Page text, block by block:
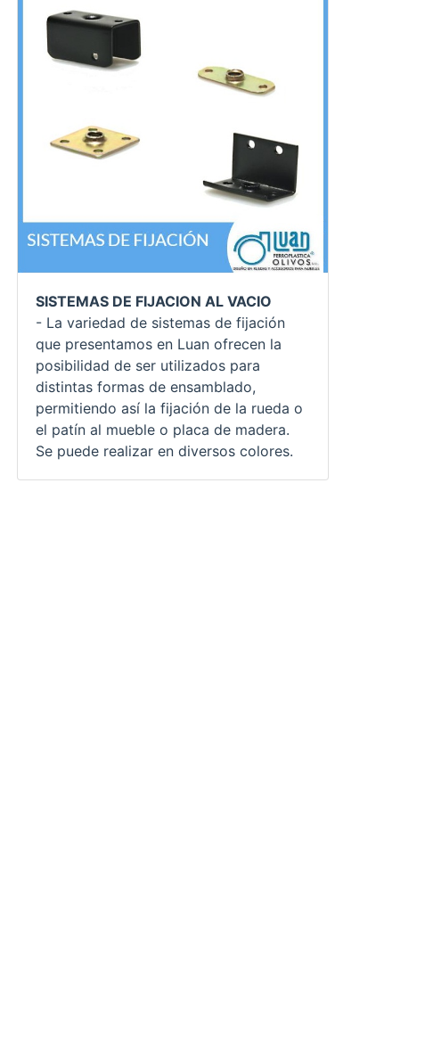
SISTEMAS DE FIJACION AL VACIO
- La variedad de sistemas de fijación
que presentamos en Luan ofrecen la
posibilidad de ser utilizados para
distintas formas de ensamblado,
permitiendo así la fijación de la rueda o
el patín al mueble o placa de madera.
Se puede realizar en diversos colores.